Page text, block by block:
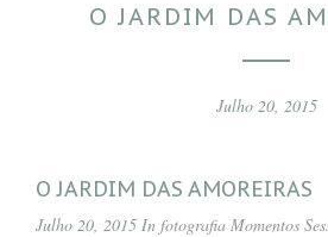
O JARDIM DAS
Julho 20, 2015
O JARDIM DAS AMOREIRAS
Julho 20, 2015 In fotografia Momentos